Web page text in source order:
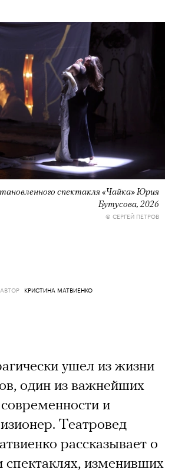
спектакля «Чайка» Юрия
Бутусова, 2026
© СЕРГЕЙ ПЕТРОВ
АВТОР КРИСТИНА МАТВИЕНКО
ушел из жизни
один из важнейших
и
Театровед
рассказывает о
спектаклях, изменивших